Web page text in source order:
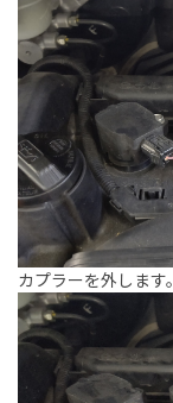
カプラーを外します。